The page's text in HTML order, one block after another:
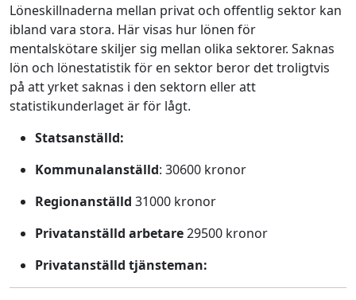
Löneskillnaderna mellan privat och offentlig sektor kan
ibland vara stora. Här visas hur lönen för
mentalskötare skiljer sig mellan olika sektorer. Saknas
lön och lönestatistik för en sektor beror det troligtvis
på att yrket saknas i den sektorn eller att
statistikunderlaget är för lågt.
Statsanställd:
Kommunalanställd: 30600 kronor
Regionanställd 31000 kronor
Privatanställd arbetare29500 kronor
Privatanställd tjänsteman: